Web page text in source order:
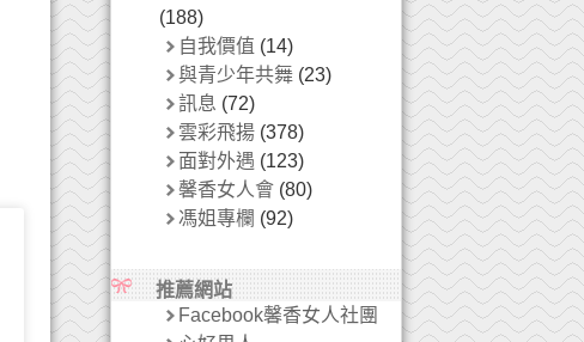
(188)
自我價值 (14)
與青少年共舞(23)
訊息 (72)
雲彩飛揚(378)
面對外遇 (123)
馨香女人會(80)
馮姐專欄 (92)
推薦網站
Facebook馨香女人社團